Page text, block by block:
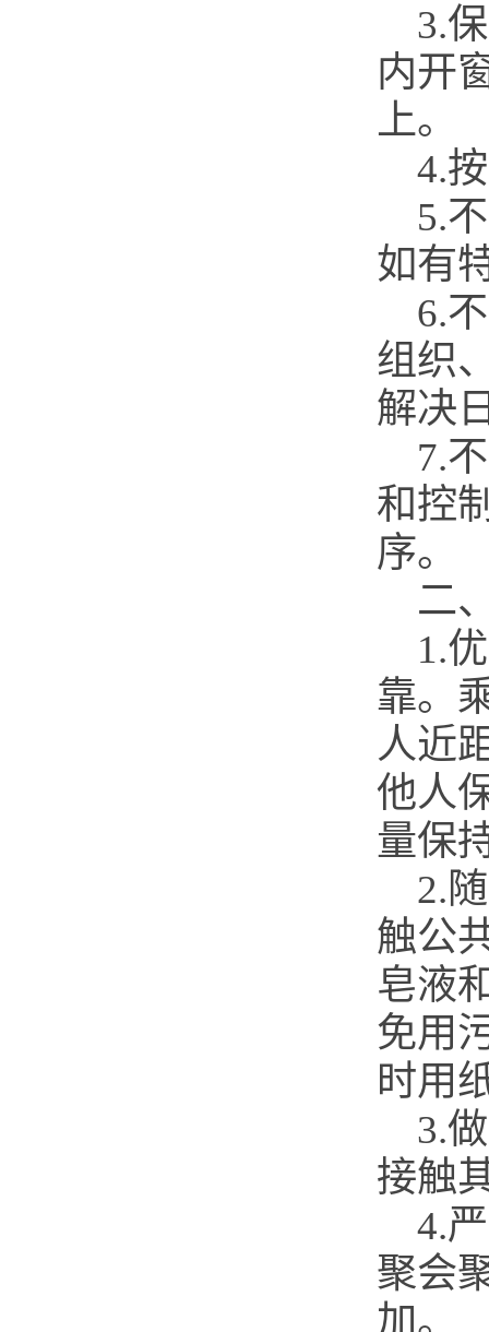
3.
内开
上。
4.
5.
如有
6.
组织
解决
7.
和控
序。
二
1.
靠。
人近
他人
量保
2.
触公
皂液
免用
时用
3.
接触
4.
聚会
加。